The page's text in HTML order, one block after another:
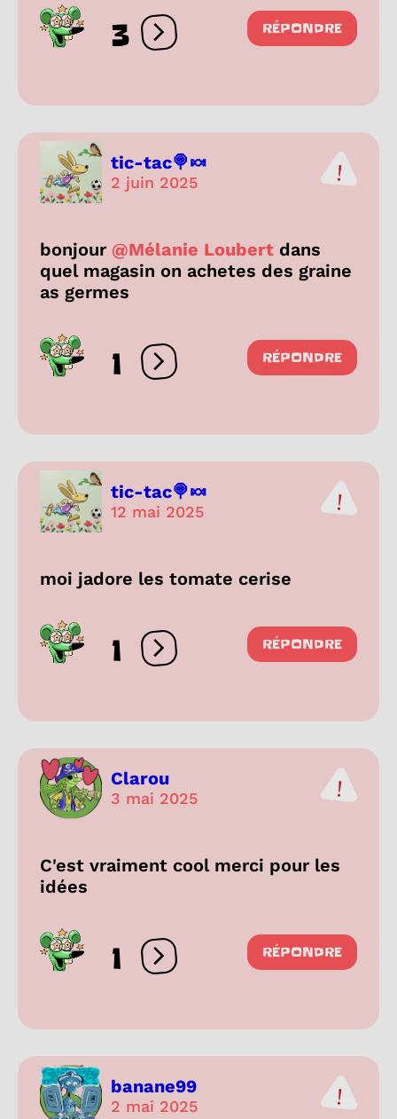
3 Ouvrir les réactions
RÉPONDRE
tic-tac🍭🍬
2 juin 2025
bonjour @Mélanie Loubert dans
quel magasin on achetes des graine
as germes
1 Ouvrir les réactions
RÉPONDRE
tic-tac🍭🍬
12 mai 2025
moi jadore les tomate cerise
1 Ouvrir les réactions
RÉPONDRE
Clarou
3 mai 2025
C'est vraiment cool merci pour les
idées
1 Ouvrir les réactions
RÉPONDRE
banane99
2 mai 2025